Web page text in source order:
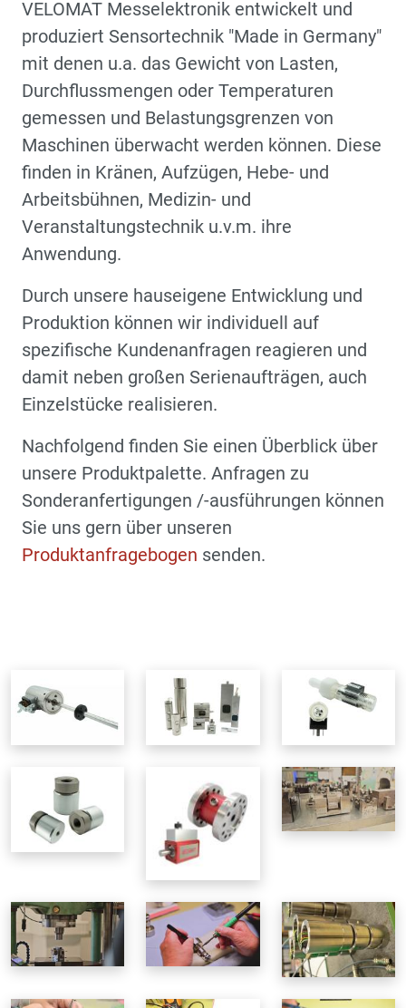
VELOMAT Messelektronik entwickelt und
produziert Sensortechnik "Made in Germany"
mit denen u.a. das Gewicht von Lasten,
Durchflussmengen oder Temperaturen
gemessen und Belastungsgrenzen von
Maschinen überwacht werden können. Diese
finden in Kränen, Aufzügen, Hebe- und
Arbeitsbühnen, Medizin- und
Veranstaltungstechnik u.v.m. ihre
Anwendung.
Durch unsere hauseigene Entwicklung und
Produktion können wir individuell auf
spezifische Kundenanfragen reagieren und
damit neben großen Serienaufträgen, auch
Einzelstücke realisieren.
Nachfolgend finden Sie einen Überblick über
unsere Produktpalette. Anfragen zu
Sonderanfertigungen /-ausführungen können
Sie uns gern über unseren
Produktanfragebogen senden.